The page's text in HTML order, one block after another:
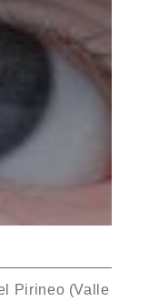
Pirineo (Valle